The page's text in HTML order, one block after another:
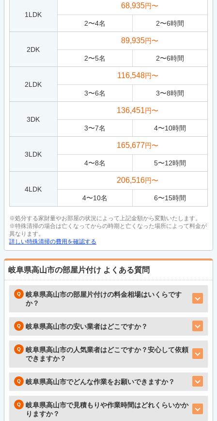
1LDK
68,935円〜
2〜4名 2〜6時間
2DK
89,935円〜
2〜5名 2〜6時間
2LDK
116,548円〜
3〜6名 3〜8時間
3DK
136,451円〜
3〜7名 4〜10時間
3LDK
165,677円〜
4〜8名 5〜12時間
4LDK
206,516円〜
4〜10名 6〜15時間
※処分する家財量やお部屋の状況によって上記金額から変動いたします。
※特殊清掃の場合は亡くなってからの時期と亡くなった場所によって料金が
異なります。
詳しい特殊清掃の費用を確認する
岐阜県高山市の部屋片付け よくある質問
岐阜県高山市の部屋片付けの料金相場はいくらです
か？
岐阜県高山市の安い業者はどこですか？
岐阜県高山市の人気業者はどこですか？安心して依頼
できますか？
岐阜県高山市でどんな作業をお願いできますか？
岐阜県高山市で見積もりや作業時間はどれくらいかか
りますか？